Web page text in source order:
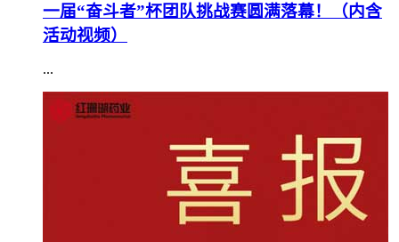
一届“奋斗者”杯团队挑战赛圆满落幕！（内含
活动视频）
...